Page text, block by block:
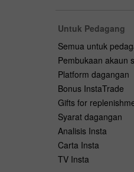
Untuk Pedagang
Semua untuk
Pembukaan akaun
Platform dagangan
Bonus InstaTrade
Gifts for
Syarat dagangan
Analisis Insta
Carta Insta
TV Insta